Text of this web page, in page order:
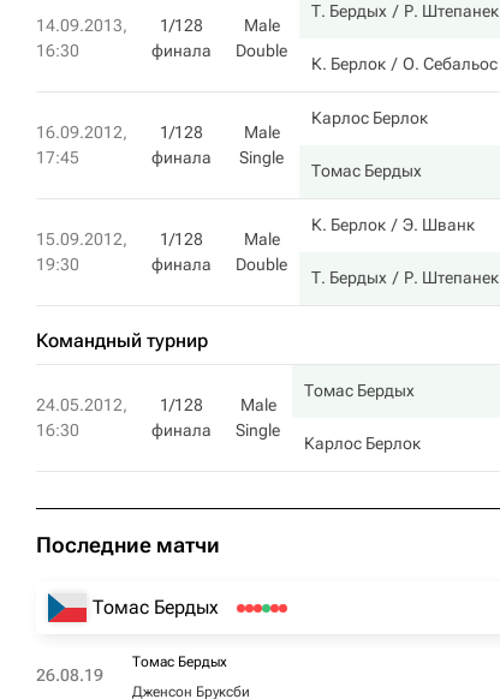
14.09.2013,
16:30
1/128
финала
Male
Double
Т. Бердых Р. Штепанек
К. Берлок О. Себальос
16.09.2012,
17:45
1/128
финала
Male
Single
Карлос Берлок
Томас Бердых
15.09.2012,
19:30
1/128
финала
Male
Double
К. Берлок Э. Шванк
Т. Бердых Р. Штепанек
Командный турнир
24.05.2012,
16:30
1/128
финала
Male
Single
Томас Бердых
Карлос Берлок
Последние матчи
Томас Бердых
26.08.19
Томас Бердых
Дженсон Бруксби